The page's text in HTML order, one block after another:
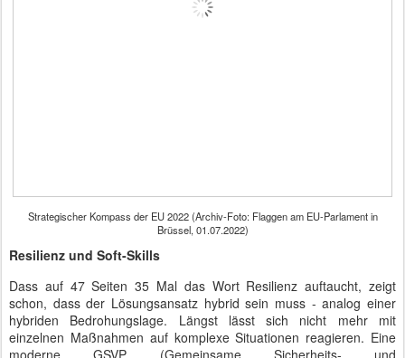
Strategischer Kompass der EU 2022 (Archiv-Foto: Flaggen am EU-Parlament in
Brüssel, 01.07.2022)
Resilienz und Soft-Skills
Dass auf 47 Seiten 35 Mal das Wort Resilienz auftaucht, zeigt
schon, dass der Lösungsansatz hybrid sein muss - analog einer
hybriden Bedrohungslage. Längst lässt sich nicht mehr mit
einzelnen Maßnahmen auf komplexe Situationen reagieren. Eine